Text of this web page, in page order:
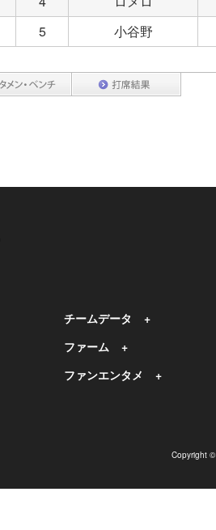
5 小谷野
チームデータ
ファーム
ファンエンタメ
Copyright